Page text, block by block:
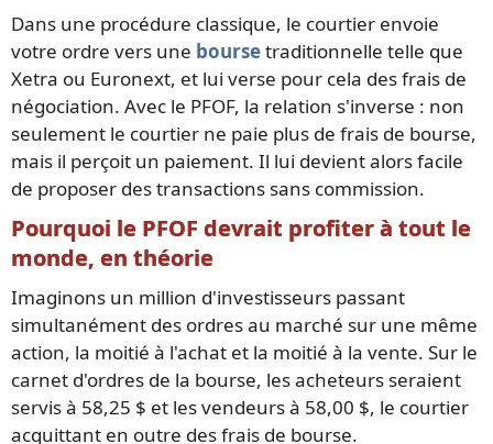
Dans une procédure classique, le courtier envoie
votre ordre vers une boursetraditionnelle telle que
Xetra ou Euronext, et lui verse pour cela des frais de
négociation. Avec le PFOF, la relation s'inverse : non
seulement le courtier ne paie plus de frais de bourse,
mais il perçoit un paiement. Il lui devient alors facile
de proposer des transactions sans commission.
Pourquoi le PFOF devrait profiter à tout le
monde, en théorie
Imaginons un million d'investisseurs passant
simultanément des ordres au marché sur une même
action, la moitié à l'achat et la moitié à la vente. Sur le
carnet d'ordres de la bourse, les acheteurs seraient
servis à 58,25 $ et les vendeurs à 58,00 $, le courtier
acquittant en outre des frais de bourse.